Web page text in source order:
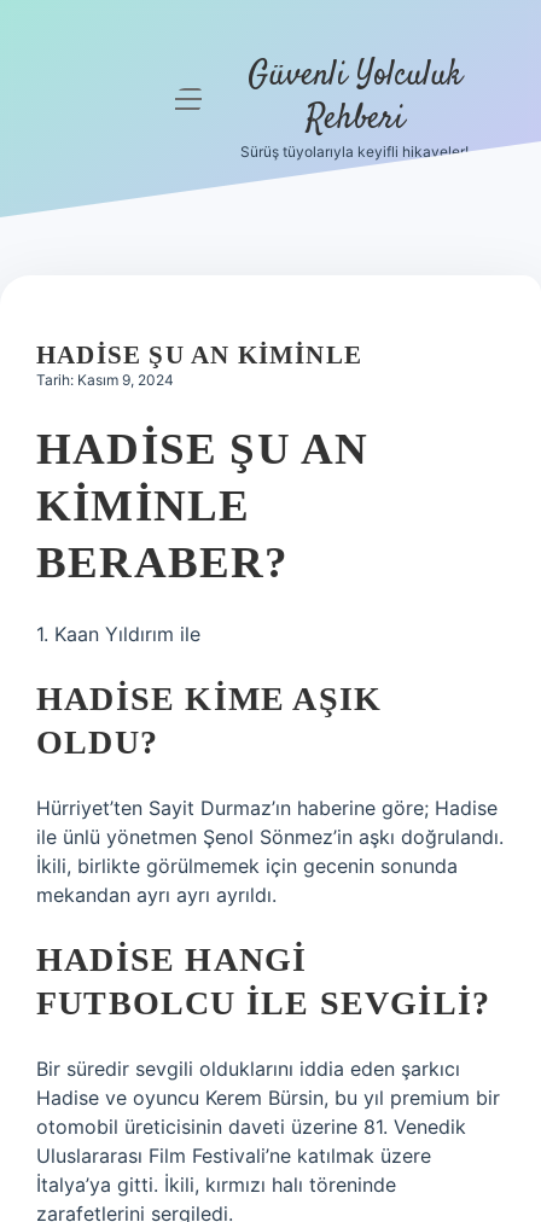
Hakkımızda
menüyü Güvenli Yolculuk
Rehberi
Sürüş tüyolarıyla keyifli hikayeler!
HADISE ŞU AN KIMINLE
Tarih: Kasım 9, 2024
HADISE ŞU AN
KIMINLE
BERABER?
1. Kaan Yıldırım ile
HADISE KIME AŞIK
OLDU?
Hürriyet’ten Sayit Durmaz’ın haberine göre; Hadise
ile ünlü yönetmen Şenol Sönmez’in aşkı doğrulandı.
İkili, birlikte görülmemek için gecenin sonunda
mekandan ayrı ayrı ayrıldı.
HADISE HANGI
FUTBOLCU ILE SEVGILI?
Bir süredir sevgili olduklarını iddia eden şarkıcı
Hadise ve oyuncu Kerem Bürsin, bu yıl premium bir
otomobil üreticisinin daveti üzerine 81. Venedik
Uluslararası Film Festivali’ne katılmak üzere
İtalya’ya gitti. İkili, kırmızı halı töreninde
zarafetlerini sergiledi.